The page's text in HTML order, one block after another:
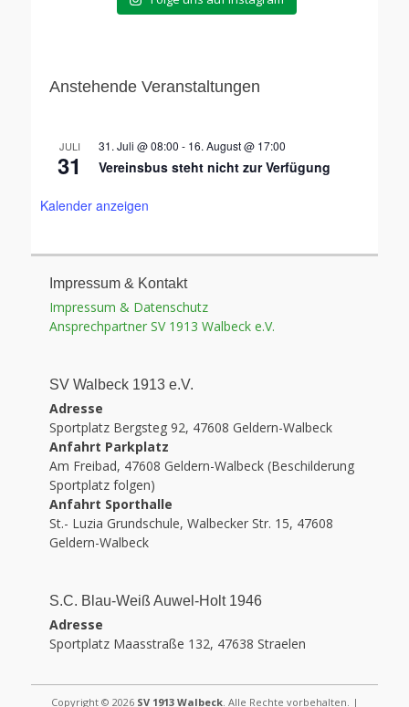
Anstehende Veranstaltungen
JULI
31
31. Juli @ 08:00 - 16. August @ 17:00
Vereinsbus steht nicht zur Verfügung
Kalender anzeigen
Impressum & Kontakt
Impressum & Datenschutz
Ansprechpartner SV 1913 Walbeck e.V.
SV Walbeck 1913 e.V.
Adresse
Sportplatz Bergsteg 92, 47608 Geldern-Walbeck
Anfahrt Parkplatz
Am Freibad, 47608 Geldern-Walbeck (Beschilderung
Sportplatz folgen)
Anfahrt Sporthalle
St.- Luzia Grundschule, Walbecker Str. 15, 47608
Geldern-Walbeck
S.C. Blau-Weiß Auwel-Holt 1946
Adresse
Sportplatz Maasstraße 132, 47638 Straelen
Copyright © 2026 SV 1913 Walbeck. Alle Rechte vorbehalten. |